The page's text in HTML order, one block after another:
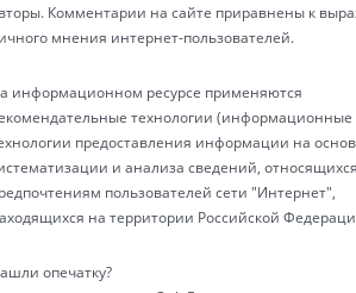
Комментарии на сайте приравнены к
мнения интернет-пользователей.
информационном ресурсе применяются
технологии (информационные
предоставления информации на
и анализа сведений,
пользователей сети "Интернет",
на территории Российской
опечатку?